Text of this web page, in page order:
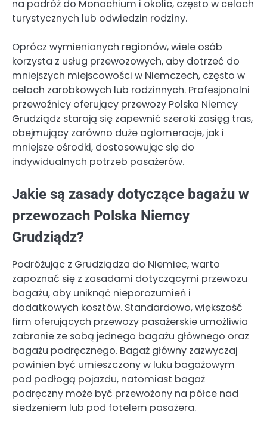
na podróż do Monachium i okolic, często w celach
turystycznych lub odwiedzin rodziny.
Oprócz wymienionych regionów, wiele osób
korzysta z usług przewozowych, aby dotrzeć do
mniejszych miejscowości w Niemczech, często w
celach zarobkowych lub rodzinnych. Profesjonalni
przewoźnicy oferujący przewozy Polska Niemcy
Grudziądz starają się zapewnić szeroki zasięg tras,
obejmujący zarówno duże aglomeracje, jak i
mniejsze ośrodki, dostosowując się do
indywidualnych potrzeb pasażerów.
Jakie są zasady dotyczące bagażu w
przewozach Polska Niemcy
Grudziądz?
Podróżując z Grudziądza do Niemiec, warto
zapoznać się z zasadami dotyczącymi przewozu
bagażu, aby uniknąć nieporozumień i
dodatkowych kosztów. Standardowo, większość
firm oferujących przewozy pasażerskie umożliwia
zabranie ze sobą jednego bagażu głównego oraz
bagażu podręcznego. Bagaż główny zazwyczaj
powinien być umieszczony w luku bagażowym
pod podłogą pojazdu, natomiast bagaż
podręczny może być przewożony na półce nad
siedzeniem lub pod fotelem pasażera.